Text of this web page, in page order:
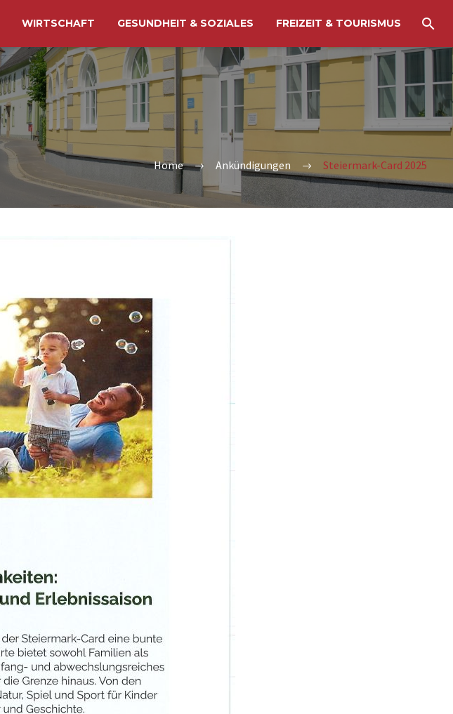
WIRTSCHAFT GESUNDHEIT & SOZIALES FREIZEIT & TOURISMUS
Home Ankündigungen Steiermark-Card 2025